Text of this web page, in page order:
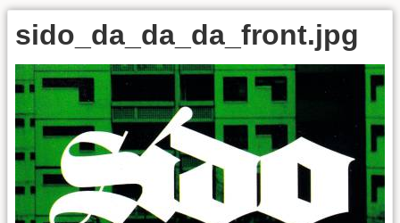
sido_da_da_da_front.jpg